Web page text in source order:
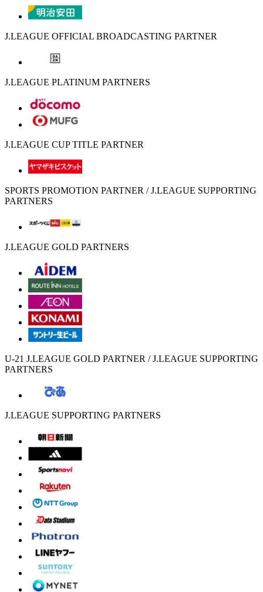
J.LEAGUE OFFICIAL BROADCASTING PARTNER
J.LEAGUE PLATINUM PARTNERS
J.LEAGUE CUP TITLE PARTNER
SPORTS PROMOTION PARTNER / J.LEAGUE SUPPORTING
PARTNERS
J.LEAGUE GOLD PARTNERS
U-21 J.LEAGUE GOLD PARTNER / J.LEAGUE SUPPORTING
PARTNERS
J.LEAGUE SUPPORTING PARTNERS